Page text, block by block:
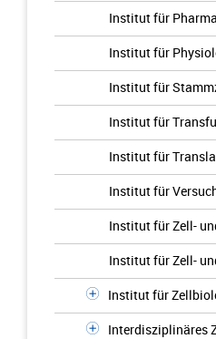
Institut für
Institut für
Institut für
Institut für
Institut für
Institut für
Institut für Zell-
Institut für Zell-
Institut für
Interdisziplinäres